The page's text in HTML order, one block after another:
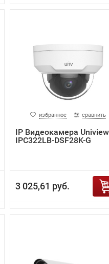
избранное сравнить
IP Видеокамера Uniview
IPC322LB-DSF28K-G
3 025,61 руб.